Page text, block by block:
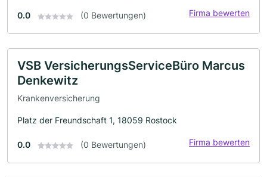
0.0 (0 Bewertungen) Firma bewerten
VSB VersicherungsServiceBüro Marcus
Denkewitz
Krankenversicherung
Platz der Freundschaft 1, 18059 Rostock
0.0 (0 Bewertungen) Firma bewerten